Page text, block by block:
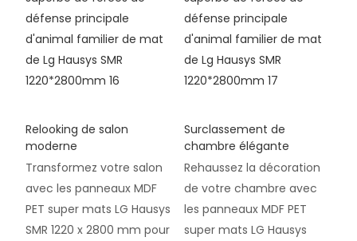
Relooking de salon
moderne
Transformez votre salon
avec les panneaux MDF
PET super mats LG Hausys
SMR 1220 x 2800 mm pour
Surclassement de
chambre élégante
Rehaussez la décoration
de votre chambre avec
les panneaux MDF PET
super mats LG Hausys